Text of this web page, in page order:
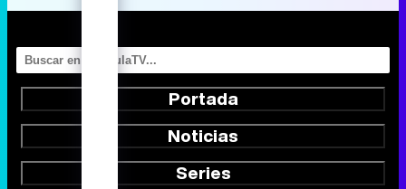
Portada
Noticias
Series